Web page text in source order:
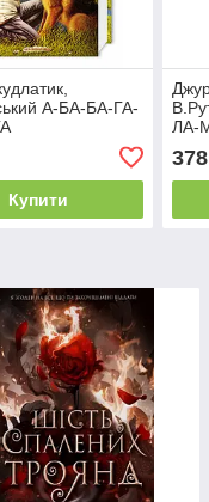
А-БА-БА-ГА-
Купити
ЛА-
378